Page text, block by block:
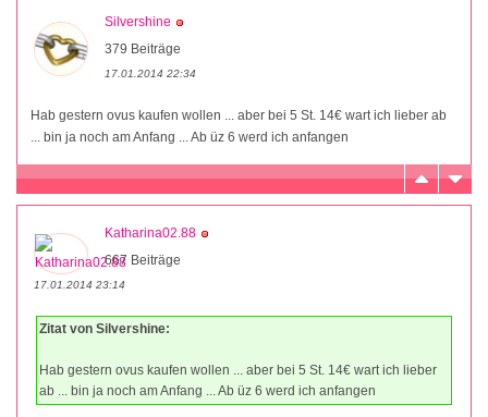
Silvershine
379 Beiträge
17.01.2014 22:34
Hab gestern ovus kaufen wollen ... aber bei 5 St. 14€ wart ich lieber ab
... bin ja noch am Anfang ... Ab üz 6 werd ich anfangen
Katharina02.88
667 Beiträge
17.01.2014 23:14
Zitat von Silvershine:
Hab gestern ovus kaufen wollen ... aber bei 5 St. 14€ wart ich lieber
ab ... bin ja noch am Anfang ... Ab üz 6 werd ich anfangen